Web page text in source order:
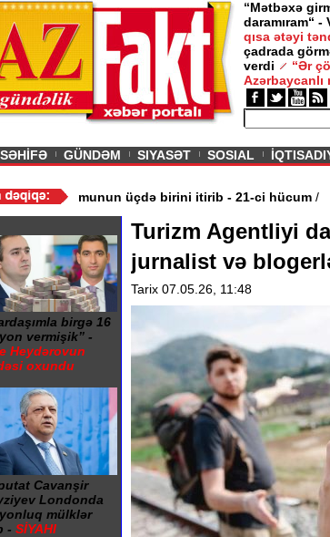
“Mətbəxə
daramıram“ -
qısa ətəyi
çadrada
verdi
“Ər
Azərbaycanlı
GÜNDƏM SIYASƏT SOSIAL
anbar tutumunun üçdə birini itirib - 21-ci
birgə 16
vermişik” -
Heydərovun
oxundu
Cavanşir
Londonda
mülklər
- SİYAHI
Turizm Agentliyi
jurnalist və
Tarix 07.05.26, 11:48